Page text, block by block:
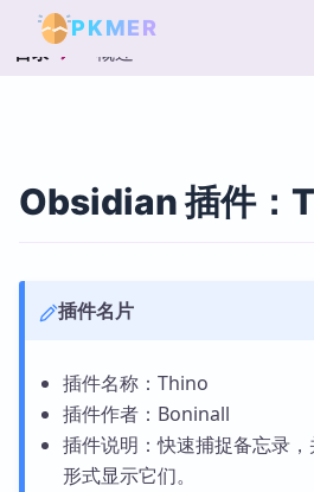
PKMER
目录 概述
Obsidian 插件：
插件名片
插件名称：Thino
插件作者：Boninall
插件说明：快速捕捉备忘录
形式显示它们。